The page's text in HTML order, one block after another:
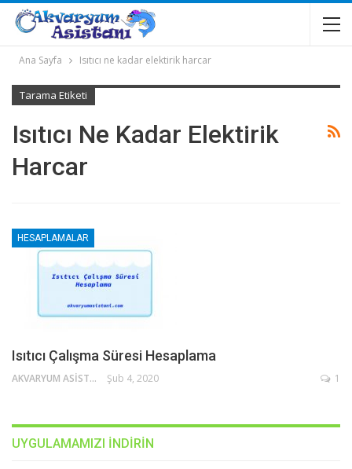
Ana Sayfa Isıtıcı ne kadar elektirik harcar
Tarama Etiketi
Isıtıcı Ne Kadar Elektirik
Harcar
HESAPLAMALAR
Isıtıcı Çalışma Süresi Hesaplama
AKVARYUM ASISTANI Şub 4, 2020 1
UYGULAMAMIZI INDIRIN